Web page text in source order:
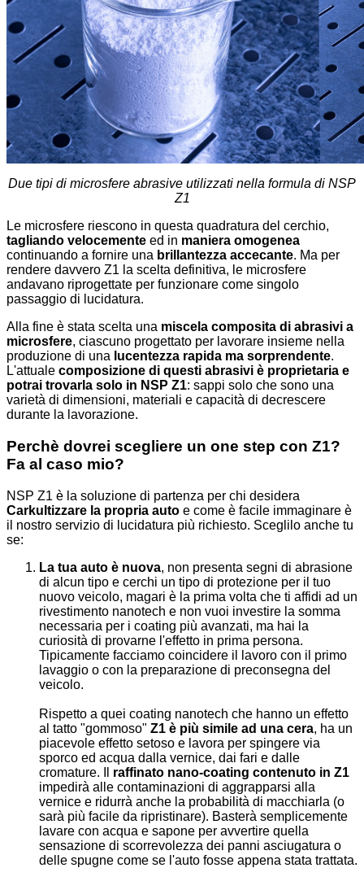
Due tipi di microsfere abrasive utilizzati nella formula di NSP
Z1
Le microsfere riescono in questa quadratura del cerchio,
tagliando velocemente ed in maniera omogenea
continuando a fornire una brillantezza accecante. Ma per
rendere davvero Z1 la scelta definitiva, le microsfere
andavano riprogettate per funzionare come singolo
passaggio di lucidatura.
Alla fine è stata scelta una miscela composita di abrasivi a
microsfere, ciascuno progettato per lavorare insieme nella
produzione di una lucentezza rapida ma sorprendente.
L'attuale composizione di questi abrasivi è proprietaria e
potrai trovarla solo in NSP Z1: sappi solo che sono una
varietà di dimensioni, materiali e capacità di decrescere
durante la lavorazione.
Perchè dovrei scegliere un one step con Z1?
Fa al caso mio?
NSP Z1 è la soluzione di partenza per chi desidera
Carkultizzare la propria auto e come è facile immaginare è
il nostro servizio di lucidatura più richiesto. Sceglilo anche tu
se:
La tua auto è nuova, non presenta segni di abrasione
di alcun tipo e cerchi un tipo di protezione per il tuo
nuovo veicolo, magari è la prima volta che ti affidi ad un
rivestimento nanotech e non vuoi investire la somma
necessaria per i coating più avanzati, ma hai la
curiosità di provarne l'effetto in prima persona.
Tipicamente facciamo coincidere il lavoro con il primo
lavaggio o con la preparazione di preconsegna del
veicolo.
Rispetto a quei coating nanotech che hanno un effetto
al tatto "gommoso" Z1 è più simile ad una cera, ha un
piacevole effetto setoso e lavora per spingere via
sporco ed acqua dalla vernice, dai fari e dalle
cromature. Il raffinato nano-coating contenuto in Z1
impedirà alle contaminazioni di aggrapparsi alla
vernice e ridurrà anche la probabilità di macchiarla (o
sarà più facile da ripristinare). Basterà semplicemente
lavare con acqua e sapone per avvertire quella
sensazione di scorrevolezza dei panni asciugatura o
delle spugne come se l'auto fosse appena stata trattata.